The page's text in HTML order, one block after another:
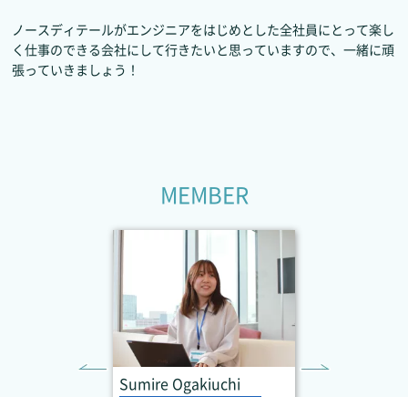
ノースディテールがエンジニアをはじめとした全社員にとって楽し
く仕事のできる会社にして行きたいと思っていますので、一緒に頑
張っていきましょう！
MEMBER
Sumire Ogakiuchi